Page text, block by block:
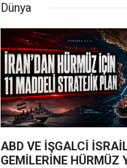
Dünya
ABD VE İŞGALCİ
GEMİLERİNE HÜRMÜZ